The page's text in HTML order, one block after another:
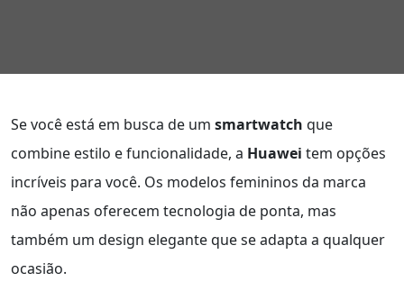
Se você está em busca de um smartwatch que
combine estilo e funcionalidade, a Huawei tem opções
incríveis para você. Os modelos femininos da marca
não apenas oferecem tecnologia de ponta, mas
também um design elegante que se adapta a qualquer
ocasião.